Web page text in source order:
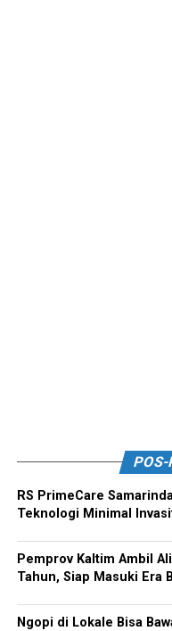
POS-
RS PrimeCare
Teknologi Minimal
Pemprov Kaltim Ambil
Tahun, Siap Masuki Era
Ngopi di Lokale Bisa